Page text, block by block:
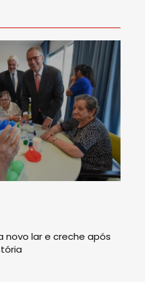
novo lar e creche após